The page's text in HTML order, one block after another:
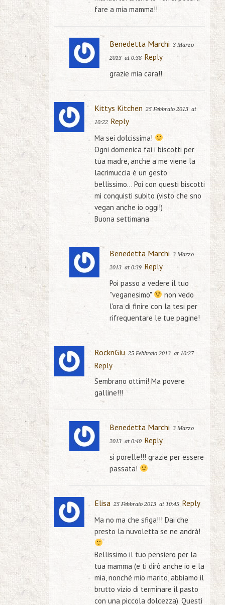
fare a mia mamma!!
Benedetta Marchi 3 Marzo
2013 at 0:38 Reply
grazie mia cara!!
Kittys Kitchen 25 Febbraio 2013 at
10:22 Reply
Ma sei dolcissima!
Ogni domenica fai i biscotti per
tua madre, anche a me viene la
lacrimuccia è un gesto
bellissimo… Poi con questi biscotti
mi conquisti subito (visto che sno
vegan anche io oggi!)
Buona settimana
Benedetta Marchi 3 Marzo
2013 at 0:39 Reply
Poi passo a vedere il tuo
"veganesimo"
non vedo
l'ora di finire con la tesi per
rifrequentare le tue pagine!
RocknGiu 25 Febbraio 2013 at 10:27
Reply
Sembrano ottimi! Ma povere
galline!!!
Benedetta Marchi 3 Marzo
2013 at 0:40 Reply
si porelle!!! grazie per essere
passata!
Elisa 25 Febbraio 2013 at 10:45 Reply
Ma no ma che sfiga!!! Dai che
presto la nuvoletta se ne andrà!
Bellissimo il tuo pensiero per la
tua mamma (e ti dirò anche io e la
mia, nonché mio marito, abbiamo il
brutto vizio di terminare il pasto
con una piccola dolcezza). Questi